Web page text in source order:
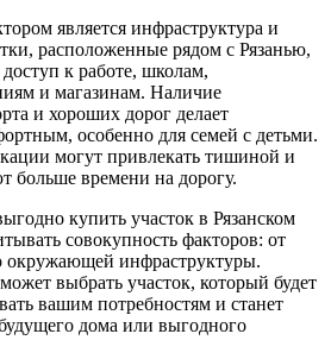
является инфраструктура и
расположенные рядом с Рязанью,
к работе, школам,
и магазинам. Наличие
и хороших дорог делает
особенно для семей с детьми.
могут привлекать тишиной и
больше времени на дорогу.
купить участок в Рязанском
совокупность факторов: от
окружающей инфраструктуры.
выбрать участок, который будет
вашим потребностям и станет
дома или выгодного